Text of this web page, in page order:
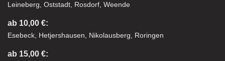
Leineberg, Oststadt, Rosdorf, Weende
ab 10,00 €:
Esebeck, Hetjershausen, Nikolausberg, Roringen
ab 15,00 €: